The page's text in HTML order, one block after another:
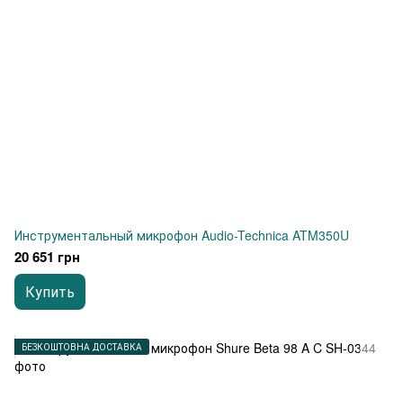
Инструментальный микрофон Audio-Technica ATM350U
20 651 грн
Купить
БЕЗКОШТОВНА ДОСТАВКА